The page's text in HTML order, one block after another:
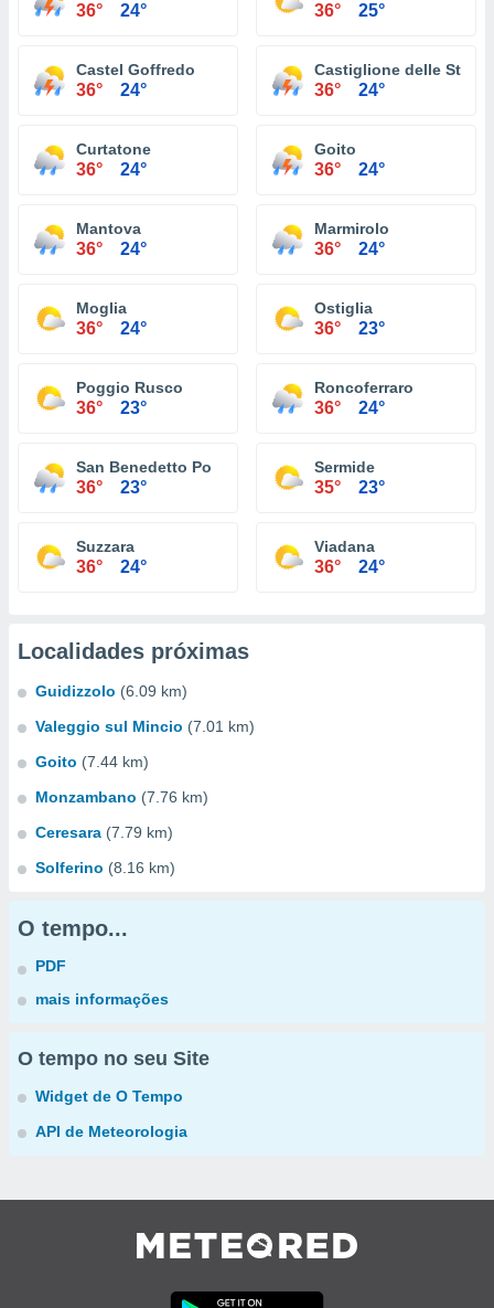
36° 24° 36° 25°
Castel Goffredo
36° 24°
Castiglione delle
36° 24°
Curtatone
36° 24°
Goito
36° 24°
Mantova
36° 24°
Marmirolo
36° 24°
Moglia
36° 24°
Ostiglia
36° 23°
Poggio Rusco
36° 23°
Roncoferraro
36° 24°
San Benedetto Po
36° 23°
Sermide
35° 23°
Suzzara
36° 24°
Viadana
36° 24°
Localidades próximas
Guidizzolo (6.09 km)
Valeggio sul Mincio (7.01 km)
Goito (7.44 km)
Monzambano (7.76 km)
Ceresara (7.79 km)
Solferino (8.16 km)
O tempo...
PDF
mais informações
O tempo no seu Site
Widget de O Tempo
API de Meteorologia